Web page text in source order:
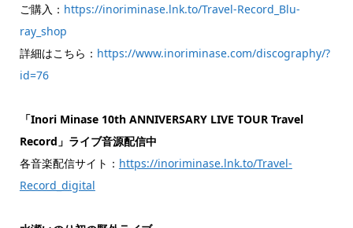
ご購入： https://inoriminase.lnk.to/Travel-Record_Blu-
ray_shop
詳細はこちら： https://www.inoriminase.com/discography/?
id=76
️「Inori Minase 10th ANNIVERSARY LIVE TOUR Travel
Record」ライブ音源配信中
各音楽配信サイト： https://inoriminase.lnk.to/Travel-
Record_digital